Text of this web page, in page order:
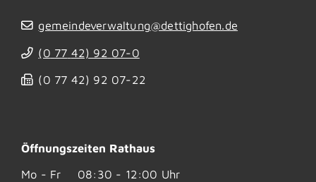
gemeindeverwaltung@dettighofen.de
(0 77 42) 92 07-0
(0 77 42) 92 07-22
Öffnungszeiten Rathaus
Mo - Fr
08:30 - 12:00 Uhr